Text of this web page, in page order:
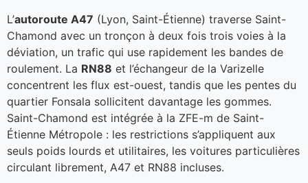
L’autoroute A47 (Lyon, Saint-Étienne) traverse Saint-
Chamond avec un tronçon à deux fois trois voies à la
déviation, un trafic qui use rapidement les bandes de
roulement. La RN88 et l’échangeur de la Varizelle
concentrent les flux est-ouest, tandis que les pentes du
quartier Fonsala sollicitent davantage les gommes.
Saint-Chamond est intégrée à la ZFE-m de Saint-
Étienne Métropole : les restrictions s’appliquent aux
seuls poids lourds et utilitaires, les voitures particulières
circulant librement, A47 et RN88 incluses.